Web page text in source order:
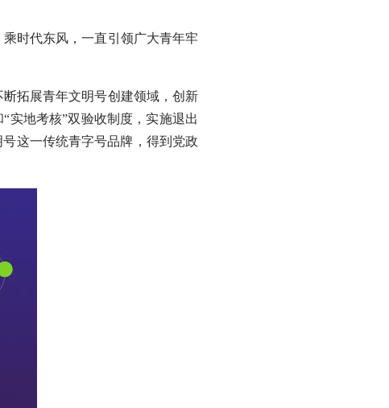
时代东风，一直引领广大青年牢
拓展青年文明号创建领域，创新
实地考核”双验收制度，实施退出
这一传统青字号品牌，得到党政